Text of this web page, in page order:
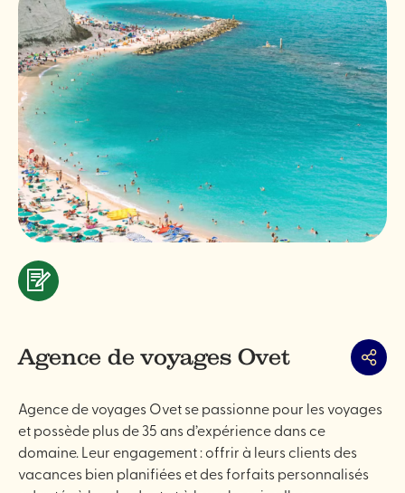
Services
Agence de voyages Ovet
Agence de voyages Ovet se passionne pour les voyages
et possède plus de 35 ans d’expérience dans ce
domaine. Leur engagement : offrir à leurs clients des
vacances bien planifiées et des forfaits personnalisés